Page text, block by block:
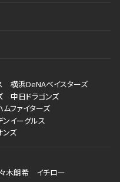
横浜DeNAベイスターズ
中日ドラゴンズ
ファイターズ
イーグルス
ンズ
木朗希
イチロー